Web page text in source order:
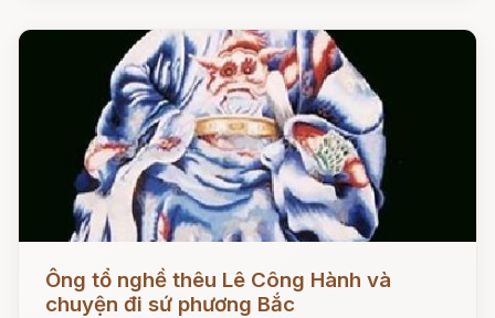
Đọc ngay
Ông tổ nghề thêu Lê Công Hành và
chuyện đi sứ phương Bắc